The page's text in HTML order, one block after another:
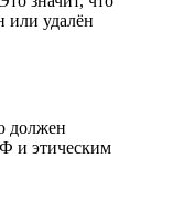
или удалён
должен
и этическим